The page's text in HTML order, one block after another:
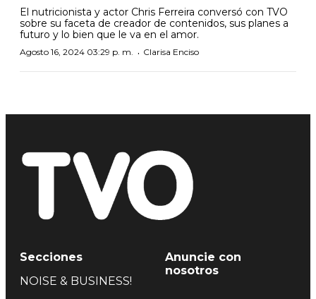
El nutricionista y actor Chris Ferreira conversó con TVO
sobre su faceta de creador de contenidos, sus planes a
futuro y lo bien que le va en el amor.
Agosto 16, 2024 03:29 p. m. · Clarisa Enciso
Secciones
NOISE & BUSINESS!
Anuncie con
nosotros